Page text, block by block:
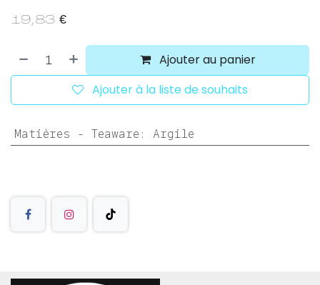
19,83 €
Ajouter au panier
Ajouter à la liste de souhaits
Matières - Teaware : Argile